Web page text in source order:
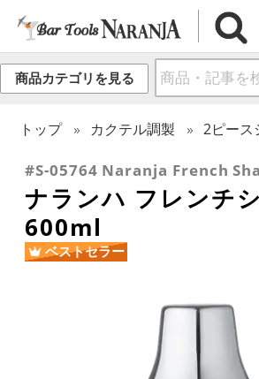
商品カテゴリを見る
トップ カクテル調製 2ピース
#S-05764 Naranja French
ナランハ フレンチ
600ml
ベストセラー